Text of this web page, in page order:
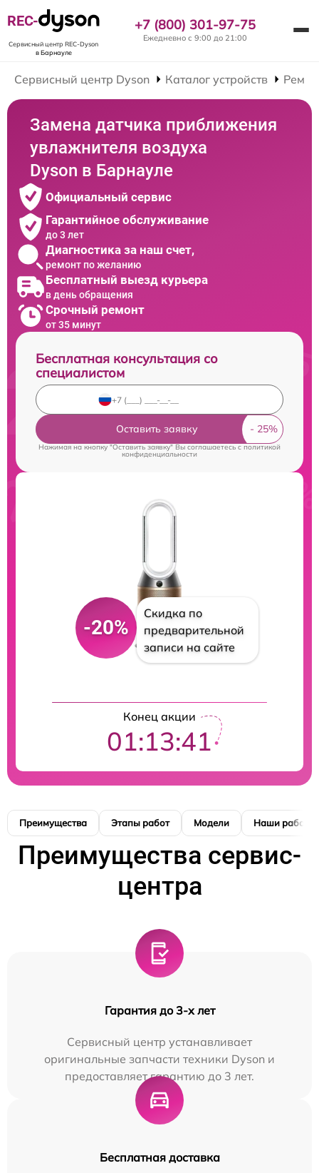
REC-
Сервисный центр REC-Dyson
в Барнауле
+7 (800) 301-97-75
Ежедневно с 9:00 до 21:00
Сервисный центр Dyson Каталог устройств
Замена датчика приближения
увлажнителя воздуха
Dyson в Барнауле
Официальный сервис
Гарантийное обслуживание
до 3 лет
Диагностика за наш счет,
ремонт по желанию
Бесплатный выезд курьера
в день обращения
Срочный ремонт
от 35 минут
Бесплатная консультация со
специалистом
Оставить заявку
Нажимая на кнопку "Оставить заявку" Вы соглашаетесь cполитикой
конфиденциальности
-20%
Скидка по
предварительной
записи на сайте
Конец акции
01:13:41
Преимущества Этапы работ Модели Наши работы
Преимущества сервис-
центра
Гарантия до 3-х лет
Сервисный центр устанавливает
оригинальные запчасти техники Dyson и
предоставляет гарантию до 3 лет.
Бесплатная доставка